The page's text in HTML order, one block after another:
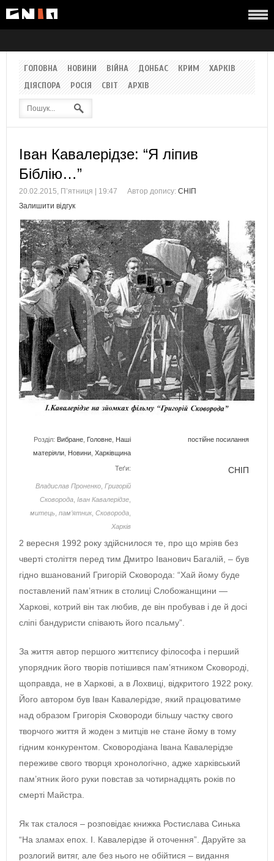
ГОЛОВНА НОВИНИ ВІЙНА ДОНБАС КРИМ
ХАРКІВ
ДІЯСПОРА
РОСІЯ СВІТ АРХІВ
Іван Кавалерідзе: “Я ліпив
Біблію…”
20.02.2015, П’ятниця | 19:47 Автор допису: СНІП
Залишити відгук
Розділ: Вибране Головне Наші
матеріяли Новини Харківщина
постійне посилання
Теґи:
Владислав Проненко Григорій
Сковорода Іван Кавалерідзе
митець пам’ятник Сковорода
Харків
СНІП
2 вересня 1992 року здійснилося те, про що мріяв без
чверті століття перед тим Дмитро Іванович Багалій, – був
гідно вшанований Григорій Сковорода: “Хай йому буде
поставлений пам’ятник в столиці Слобожанщини —
Харкові, котрий він так любив, де він пробував і де й досі
сліпі бандуристи співають його псальму”.
За життя автор першого життєпису філософа і перший
упорядник його творів потішився пам’ятником Сковороді,
щоправда, не в Харкові, а в Лохвиці, відкритого 1922 року.
Його автором був Іван Кавалерідзе, який працюватиме
над образом Григорія Сковороди більшу частку свого
творчого життя й жоден з митців не стане йому в тому
гідним конкурентом. Сковородіана Івана Кавалерідзе
переживе свого творця хронологічно, адже харківський
пам’ятник його руки повстав за чотирнадцять років по
смерті Майстра.
Як так сталося – розповідає книжка Ростислава Синька
“На зламах епох. І. Кавалерідзе й оточення”. Даруйте за
розлогий витяг, але без нього не обійтися – видання